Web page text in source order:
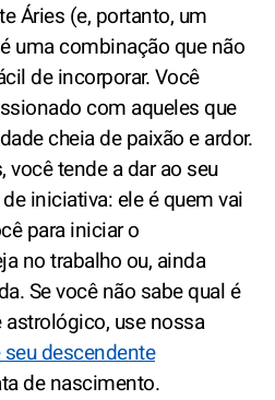
Áries (e, portanto, um
uma combinação que não
de incorporar. Você
com aqueles que
cheia de paixão e ardor.
você tende a dar ao seu
iniciativa: ele é quem vai
para iniciar o
no trabalho ou, ainda
Se você não sabe qual é
use nossa
descendente
de nascimento.